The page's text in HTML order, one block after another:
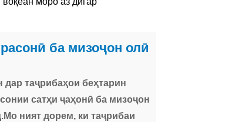
ба мизоҷон олӣ
таҷрибаҳои беҳтарин
сатҳи ҷаҳонӣ ба мизоҷон
ният дорем, ки таҷрибаи